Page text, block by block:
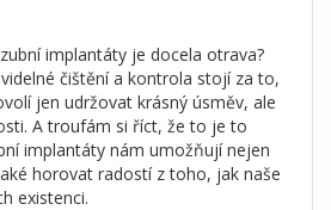
implantáty je docela otrava?
čištění a kontrola stojí za to,
jen udržovat krásný úsměv, ale
A troufám si říct, že to je to
implantáty nám umožňují nejen
horovat radostí z toho, jak naše
existenci.